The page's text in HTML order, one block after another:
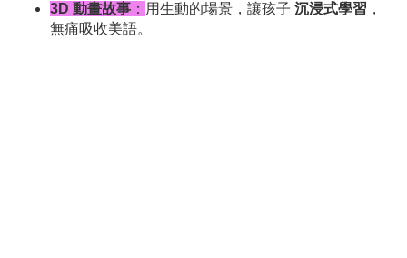
3D 動畫故事 ： 用生動的場景，讓孩子 沉浸式學習 ，
無痛吸收美語。